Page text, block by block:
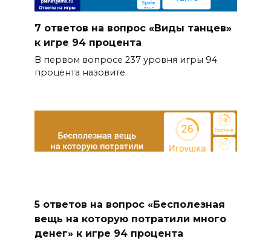
7 ответов на вопрос «Виды танцев»
к игре 94 процента
В первом вопросе 237 уровня игры 94
процента назовите
5 ответов на вопрос «Бесполезная
вещь на которую потратили много
денег» к игре 94 процента